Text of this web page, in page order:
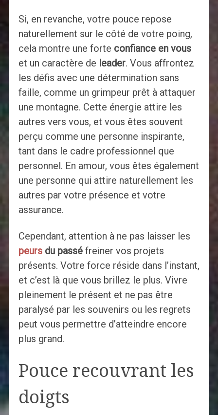
Si, en revanche, votre pouce repose
naturellement sur le côté de votre poing,
cela montre une forte confiance en vous
et un caractère de leader. Vous affrontez
les défis avec une détermination sans
faille, comme un grimpeur prêt à attaquer
une montagne. Cette énergie attire les
autres vers vous, et vous êtes souvent
perçu comme une personne inspirante,
tant dans le cadre professionnel que
personnel. En amour, vous êtes également
une personne qui attire naturellement les
autres par votre présence et votre
assurance.
Cependant, attention à ne pas laisser les
peurs du passéfreiner vos projets
présents. Votre force réside dans l’instant,
et c’est là que vous brillez le plus. Vivre
pleinement le présent et ne pas être
paralysé par les souvenirs ou les regrets
peut vous permettre d’atteindre encore
plus grand.
Pouce recouvrant les
doigts